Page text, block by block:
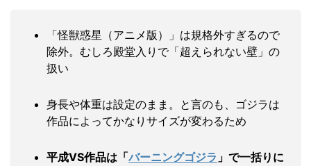
「怪獣惑星（アニメ版）」は規格外すぎるので
除外。むしろ殿堂入りで「超えられない壁」の
扱い
身長や体重は設定のまま。と言のも、ゴジラは
作品によってかなりサイズが変わるため
平成VS作品は「バーニングゴジラ 」で一括りに